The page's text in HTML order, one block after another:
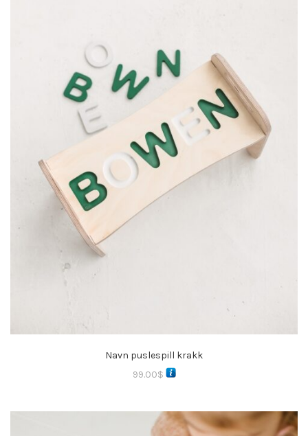
Navn puslespill krakk
99.00$